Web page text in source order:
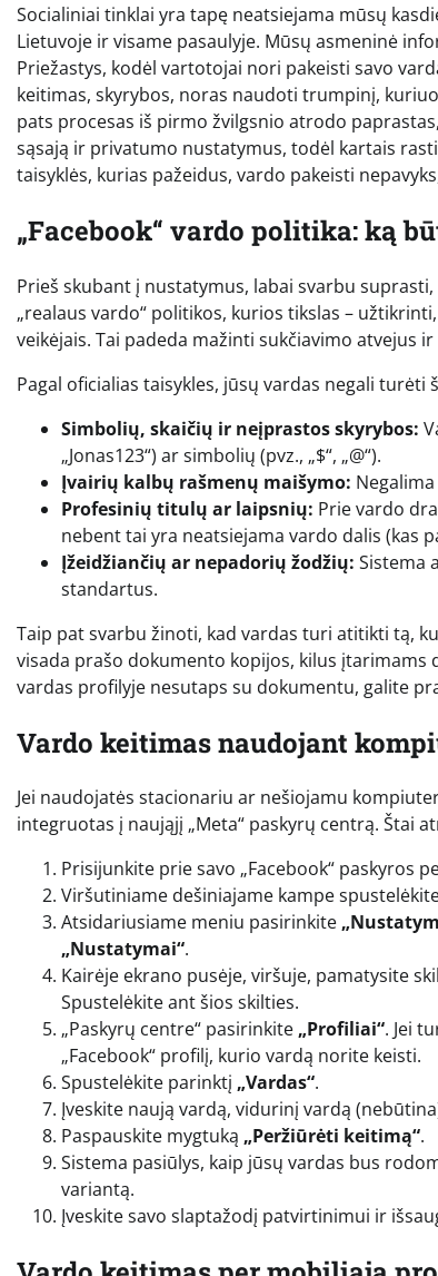
Socialiniai tinklai yra tapę neatsiejama mūsų
Lietuvoje ir visame pasaulyje. Mūsų asmeninė
Priežastys, kodėl vartotojai nori pakeisti savo
keitimas, skyrybos, noras naudoti trumpinį,
pats procesas iš pirmo žvilgsnio atrodo
sąsają ir privatumo nustatymus, todėl kartais
taisyklės, kurias pažeidus, vardo pakeisti
„Facebook“ vardo politika: ką
Prieš skubant į nustatymus, labai svarbu
„realaus vardo“ politikos, kurios tikslas –
veikėjais. Tai padeda mažinti sukčiavimo atvejus
Pagal oficialias taisykles, jūsų vardas negali turėti
Simbolių, skaičių ir neįprastos skyrybos:
„Jonas123“) ar simbolių (pvz., „$“, „@“).
Įvairių kalbų rašmenų maišymo:
Profesinių titulų ar laipsnių: Prie vardo
nebent tai yra neatsiejama vardo dalis (kas
Įžeidžiančių ar nepadorių žodžių: Sistema
standartus.
Taip pat svarbu žinoti, kad vardas turi atitikti tą,
visada prašo dokumento kopijos, kilus
vardas profilyje nesutaps su dokumentu, galite
Vardo keitimas naudojant
Jei naudojatės stacionariu ar nešiojamu
integruotas į naująjį „Meta“ paskyrų centrą. Štai
Prisijunkite prie savo „Facebook“ paskyros
Viršutiniame dešiniajame kampe
Atsidariusiame meniu pasirinkite
„Nustatymai“.
Kairėje ekrano pusėje, viršuje, pamatysite
Spustelėkite ant šios skilties.
„Paskyrų centre“ pasirinkite„Profiliai“. Jei
„Facebook“ profilį, kurio vardą norite keisti.
Spustelėkite parinktį „Vardas“.
Įveskite naują vardą, vidurinį vardą
Paspauskite mygtuką „Peržiūrėti keitimą“.
Sistema pasiūlys, kaip jūsų vardas bus
variantą.
Įveskite savo slaptažodį patvirtinimui ir